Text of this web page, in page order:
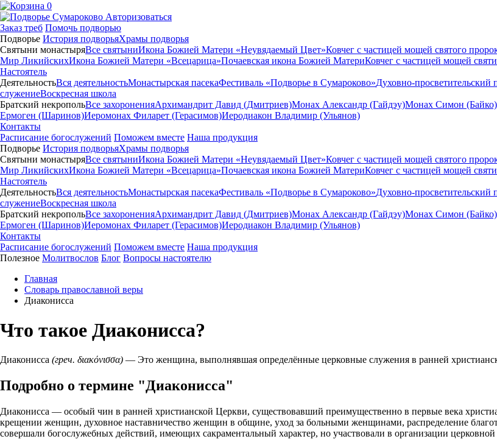
0
Авторизоваться
Заказ треб Помочь подворью
Подворье История подворьяХрамы подворья
Святыни монастыряВсе святыниИкона Божией Матери «Неувядаемый Цвет»Ковчег с частицей мощей святого
Мир ЛикийскихИкона Божией Матери «Всецарица»Почаевская икона Божией МатериКовчег с частицей мощей
Настоятель
ДеятельностьВся деятельностьМонастырская пасекаФестиваль «Подворье в Сумароково»Духовно-
служениеВоскресная школа
Братский некропольВсе захороненияАрхимандрит Давид (Дмитриев)Монах Александр (Гайдэу)Монах Симон (Байко)
Ермоген (Шаринов)Иеромонах Филарет (Герасимов)Иеродиакон Владимир (Ульянов)
Контакты
Расписание богослужений Поможем вместе Наша продукция
Подворье История подворьяХрамы подворья
Святыни монастыряВсе святыниИкона Божией Матери «Неувядаемый Цвет»Ковчег с частицей мощей святого
Мир ЛикийскихИкона Божией Матери «Всецарица»Почаевская икона Божией МатериКовчег с частицей мощей
Настоятель
ДеятельностьВся деятельностьМонастырская пасекаФестиваль «Подворье в Сумароково»Духовно-
служениеВоскресная школа
Братский некропольВсе захороненияАрхимандрит Давид (Дмитриев)Монах Александр (Гайдэу)Монах Симон (Байко)
Ермоген (Шаринов)Иеромонах Филарет (Герасимов)Иеродиакон Владимир (Ульянов)
Контакты
Расписание богослужений Поможем вместе Наша продукция
Полезное Молитвослов Блог Вопросы настоятелю
Главная
Словарь православной веры
Диаконисса
Что такое Диаконисса?
Диаконисса (греч. διακόνισσα) — Это женщина, выполнявшая определённые церковные служения в ранней
Подробно о термине "Диаконисса"
Диаконисса — особый чин в ранней христианской Церкви, существовавший преимущественно в первые века
крещении женщин, духовное наставничество женщин в общине, уход за больными женщинами, распределение
совершали богослужебных действий, имеющих сакраментальный характер, но участвовали в организации